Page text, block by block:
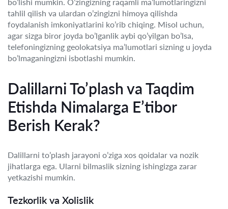
tahlil qilish va ulardan o’zingizni himoya qilishda
foydalanish imkoniyatlarini ko’rib chiqing. Misol uchun,
agar sizga biror joyda bo’lganlik aybi qo’yilgan bo’lsa,
telefoningizning geolokatsiya ma’lumotlari sizning u joyda
bo’lmaganingizni isbotlashi mumkin.
Dalillarni To’plash va Taqdim
Etishda Nimalarga E’tibor
Berish Kerak?
Dalillarni to’plash jarayoni o’ziga xos qoidalar va nozik
jihatlarga ega. Ularni bilmaslik sizning ishingizga zarar
yetkazishi mumkin.
Tezkorlik va Xolislik